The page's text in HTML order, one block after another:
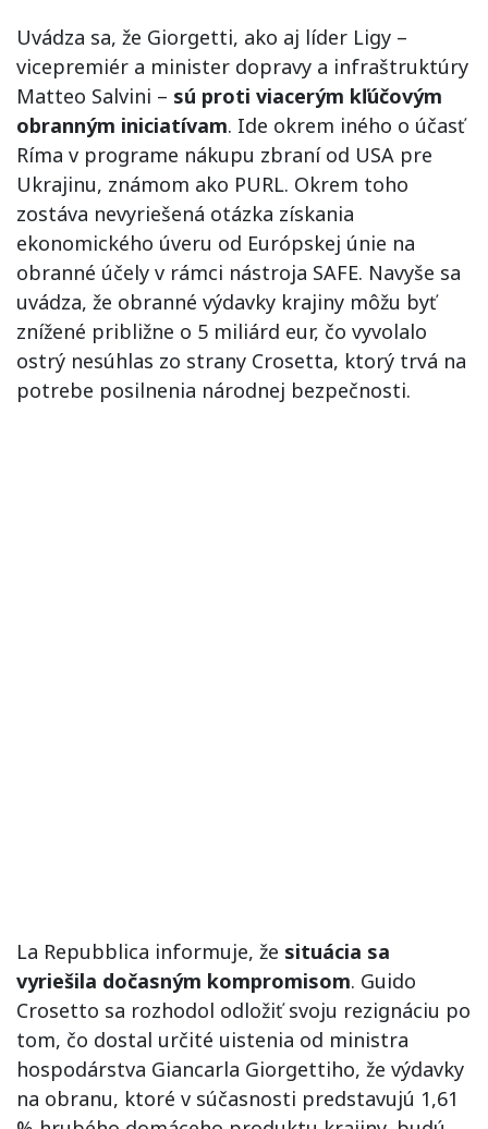
Uvádza sa, že Giorgetti, ako aj líder Ligy –
vicepremiér a minister dopravy a infraštruktúry
Matteo Salvini – sú proti viacerým kľúčovým
obranným iniciatívam. Ide okrem iného o účasť
Ríma v programe nákupu zbraní od USA pre
Ukrajinu, známom ako PURL. Okrem toho
zostáva nevyriešená otázka získania
ekonomického úveru od Európskej únie na
obranné účely v rámci nástroja SAFE. Navyše sa
uvádza, že obranné výdavky krajiny môžu byť
znížené približne o 5 miliárd eur, čo vyvolalo
ostrý nesúhlas zo strany Crosetta, ktorý trvá na
potrebe posilnenia národnej bezpečnosti.
La Repubblica informuje, že situácia sa
vyriešila dočasným kompromisom. Guido
Crosetto sa rozhodol odložiť svoju rezignáciu po
tom, čo dostal určité uistenia od ministra
hospodárstva Giancarla Giorgettiho, že výdavky
na obranu, ktoré v súčasnosti predstavujú 1,61